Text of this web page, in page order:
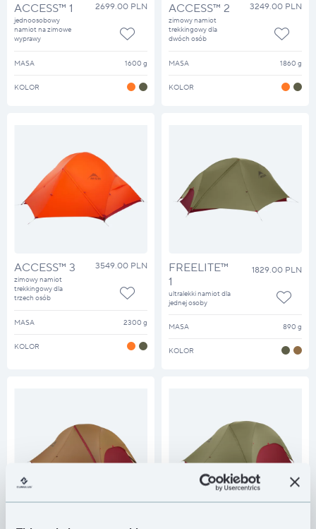
2699.00 PLN
ACCESS™ 1
jednoosobowy
namiot na zimowe
wyprawy
MASA 1600 g
KOLOR
3249.00 PLN
ACCESS™ 2
zimowy namiot
trekkingowy dla
dwóch osób
MASA 1860 g
KOLOR
3549.00 PLN
ACCESS™ 3
zimowy namiot
trekkingowy dla
trzech osób
MASA 2300 g
KOLOR
1829.00 PLN
FREELITE™
1
ultralekki namiot dla
jednej osoby
MASA 890 g
KOLOR